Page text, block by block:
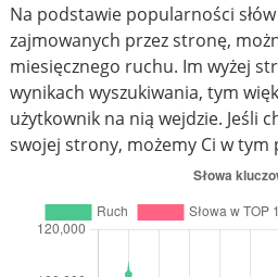
Na podstawie popularności
zajmowanych przez stronę,
miesięcznego ruchu. Im wyżej
wynikach wyszukiwania, tym
użytkownik na nią wejdzie. Jeśli
swojej strony, możemy Ci w tym